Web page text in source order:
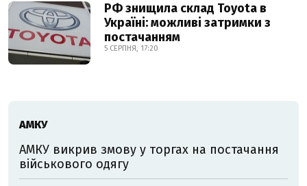
РФ знищила склад Toyota в
Україні: можливі затримки з
постачанням
5 СЕРПНЯ, 17:20
АМКУ
АМКУ викрив змову у торгах на постачання
військового одягу